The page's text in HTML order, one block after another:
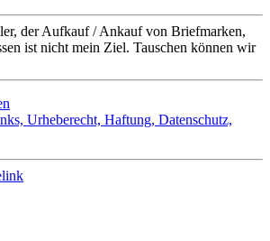
der Aufkauf / Ankauf von Briefmarken,
ist nicht mein Ziel. Tauschen können wir
Urheberecht, Haftung, Datenschutz,